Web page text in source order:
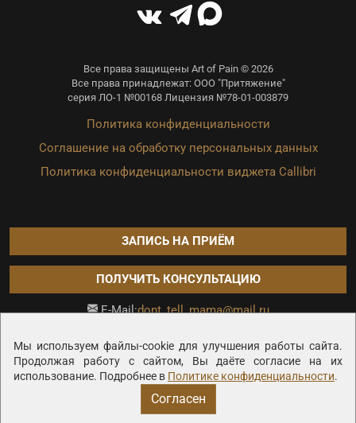
Мы используем файлы-cookie для улучшения работы сайта.
Продолжая работу с сайтом, Вы даёте согласие на их
использование. Подробнее в Политике конфиденциальности.
Согласен
Все права защищены Art of Pain © 2026
Все права принадлежат: ООО "Притяжение"
серия ЛО-1 №00168 Лицензия №78-01-003879
Политика конфиденциальности
Соглашение на обработку персональных данных
Политика конфиденциальности виджета Callibri
ЗАПИСЬ НА ПРИЁМ
ПОЛУЧИТЬ КОНСУЛЬТАЦИЮ
E-Mail:dont_tell_mama@mail.ru